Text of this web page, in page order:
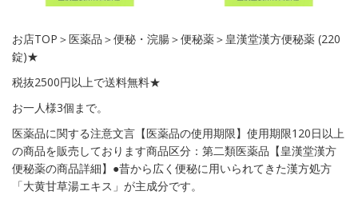
お店TOP＞医薬品＞便秘・浣腸＞便秘薬＞皇漢堂漢方便秘薬 (220
錠)★
税抜2500円以上で送料無料★
お一人様3個まで。
医薬品に関する注意文言【医薬品の使用期限】使用期限120日以上
の商品を販売しております商品区分：第二類医薬品【皇漢堂漢方
便秘薬の商品詳細】●昔から広く便秘に用いられてきた漢方処方
「大黄甘草湯エキス」が主成分です。